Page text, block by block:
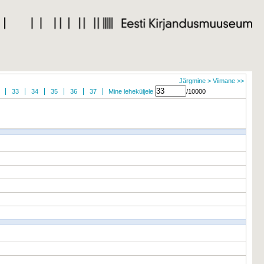
Järgmine > Viimane >>
33
34 35 36 37 Mine leheküljele /10000